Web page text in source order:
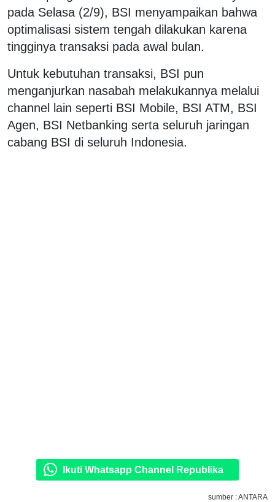
pada Selasa (2/9), BSI menyampaikan bahwa
optimalisasi sistem tengah dilakukan karena
tingginya transaksi pada awal bulan.
Untuk kebutuhan transaksi, BSI pun
menganjurkan nasabah melakukannya melalui
channel lain seperti BSI Mobile, BSI ATM, BSI
Agen, BSI Netbanking serta seluruh jaringan
cabang BSI di seluruh Indonesia.
Ikuti Whatsapp Channel Republika
sumber : ANTARA